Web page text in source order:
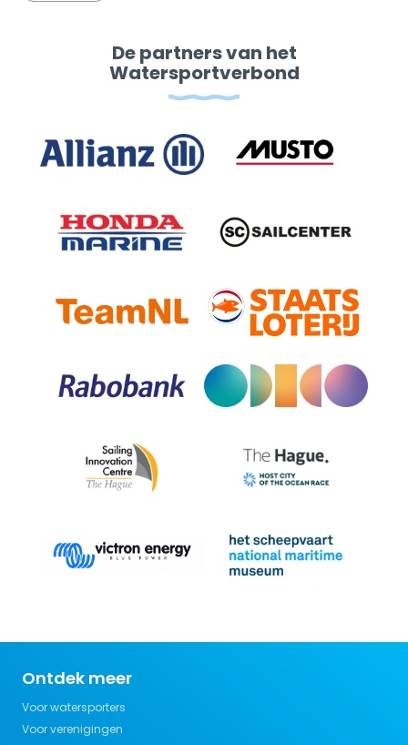
De partners van het
Watersportverbond
Ontdek meer
Voor watersporters
Voor verenigingen